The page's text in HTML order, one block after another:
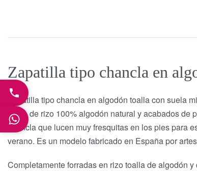
Zapatilla tipo chancla en
Zapatilla tipo chancla en algodón toalla con suela
toalla de rizo 100% algodón natural y acabados
chancla que lucen muy fresquitas en los pies para
verano. Es un modelo fabricado en España por
Completamente forradas en rizo toalla de algodón